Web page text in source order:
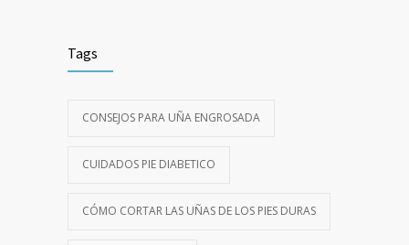
Tags
CONSEJOS PARA UÑA ENGROSADA
CUIDADOS PIE DIABETICO
CÓMO CORTAR LAS UÑAS DE LOS PIES DURAS